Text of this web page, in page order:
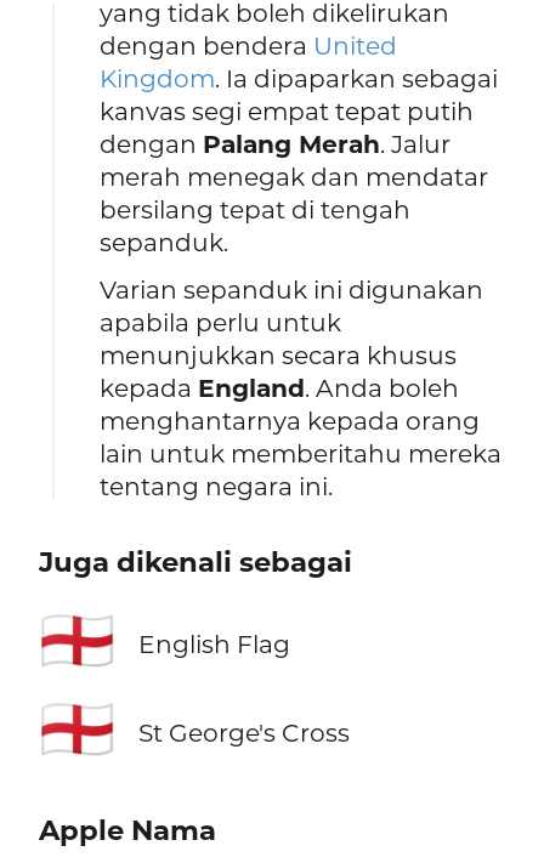
yang tidak boleh dikelirukan
dengan bendera United
Kingdom. Ia dipaparkan sebagai
kanvas segi empat tepat putih
dengan Palang Merah. Jalur
merah menegak dan mendatar
bersilang tepat di tengah
sepanduk.
Varian sepanduk ini digunakan
apabila perlu untuk
menunjukkan secara khusus
kepada England. Anda boleh
menghantarnya kepada orang
lain untuk memberitahu mereka
tentang negara ini.
Juga dikenali sebagai
🏴󠁧󠁢󠁥󠁮󠁧󠁿 English Flag
🏴󠁧󠁢󠁥󠁮󠁧󠁿 St George's Cross
Apple Nama